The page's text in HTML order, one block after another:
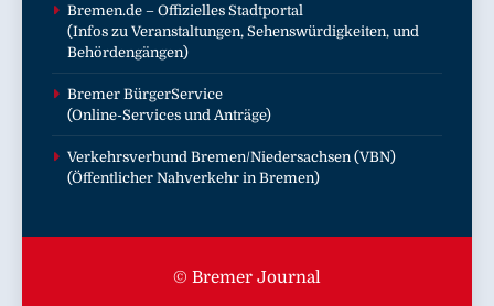
Bremen.de – Offizielles Stadtportal
(Infos zu Veranstaltungen, Sehenswürdigkeiten, und
Behördengängen)
Bremer BürgerService
(Online-Services und Anträge)
Verkehrsverbund Bremen/Niedersachsen (VBN)
(Öffentlicher Nahverkehr in Bremen)
© Bremer Journal